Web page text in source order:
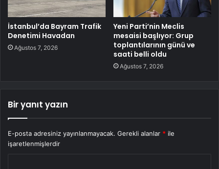
İstanbul’da Bayram Trafik
Denetimi Havadan
Ağustos 7, 2026
Yeni Parti’nin Meclis
mesaisi başlıyor: Grup
toplantılarının günü ve
saati belli oldu
Ağustos 7, 2026
Bir yanıt yazın
E-posta adresiniz yayınlanmayacak. Gerekli alanlar * ile
işaretlenmişlerdir